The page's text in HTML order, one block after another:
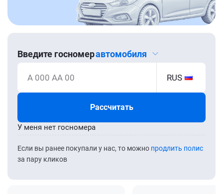
Введите госномеравтомобиля
А 000 АА 00 RUS
Рассчитать
Если вы ранее покупали у нас, то можно продлить полис
за пару кликов
У меня нет госномера